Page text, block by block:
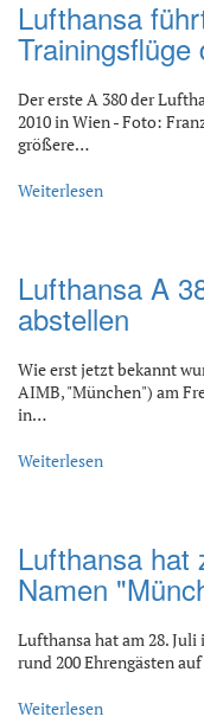
Lufthansa
Trainingsflüge
Der erste A 380 der
2010 in Wien - Foto:
größere…
Weiterlesen
Lufthansa A
abstellen
Wie erst jetzt bekannt
AIMB, "München") am
in…
Weiterlesen
Lufthansa hat
Namen
Lufthansa hat am 28.
rund 200 Ehrengästen
Weiterlesen